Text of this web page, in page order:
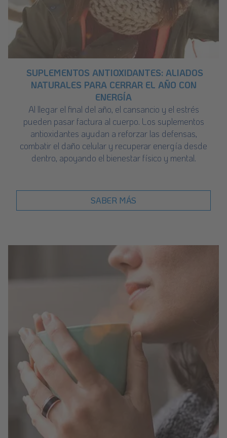
SUPLEMENTOS ANTIOXIDANTES: ALIADOS
NATURALES PARA CERRAR EL AÑO CON
ENERGÍA
Al llegar el final del año, el cansancio y el estrés
pueden pasar factura al cuerpo. Los suplementos
antioxidantes ayudan a reforzar las defensas,
combatir el daño celular y recuperar energía desde
dentro, apoyando el bienestar físico y mental.
SABER MÁS